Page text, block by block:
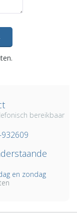
bereikbaar
en zondag